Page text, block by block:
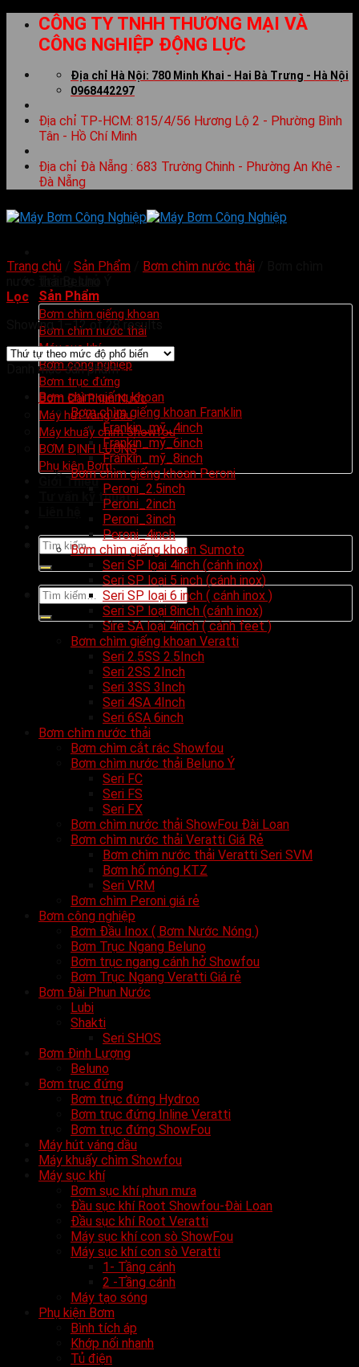
Skip
content
CÔNG TY TNHH THƯƠNG MẠI VÀ
CÔNG NGHIỆP ĐỘNG LỰC
Địa chỉ Hà Nội: 780 Minh Khai - Hai Bà Trưng - Hà Nội
0968442297
Địa chỉ TP-HCM: 815/4/56 Hương Lộ 2 - Phường Bình
Tân - Hồ Chí Minh
Địa chỉ Đà Nẵng : 683 Trường Chinh - Phường An Khê -
Đà Nẵng
Sản Phẩm
Bơm chìm giếng khoan
Bơm chìm nước thải
Máy sục khí
Bơm công nghiệp
Bơm trục đứng
Bơm Đài Phun Nước
Máy hút váng dầu
Máy khuấy chìm Showfou
BƠM ĐỊNH LƯỢNG
Phụ kiện Bơm
Giới Thiệu
Tư vấn kỹ thuật
Tìm
kiếm:
Tìm
Trang chủ Sản Phẩm Bơm chìm nước thải
Lọc
Showing 1–12 of 28 results
Danh mục sản phẩm
Bơm chìm giếng khoan
Bơm chìm giếng khoan Franklin
Frankin_mỹ_4inch
Frankin_mỹ_6inch
Frankin_mỹ_8inch
Bơm chìm giếng khoan Peroni
Peroni_2.5inch
Peroni_2inch
Peroni_3inch
Peroni_4inch
Bơm chìm giếng khoan Sumoto
Seri SP lọai 4inch (cánh inox)
Seri SP loại 5 inch (cánh inox)
Seri SP loại 6 inch ( cánh inox )
Seri SP loại 8inch (cánh inox)
Sire SA loại 4inch ( cánh feet )
Bơm chìm giếng khoan Veratti
Seri 2.5SS 2.5Inch
Seri 2SS 2Inch
Seri 3SS 3Inch
Seri 4SA 4Inch
Seri 6SA 6inch
Bơm chìm nước thải
Bơm chìm cắt rác Showfou
Bơm chìm nước thải Beluno Ý
Seri FC
Seri FS
Seri FX
Bơm chìm nước thải ShowFou Đài Loan
Bơm chìm nước thải Veratti Giá Rẻ
Bơm chìm nước thải Veratti Seri SVM
Bơm hố móng KTZ
Seri VRM
Bơm chìm Peroni giá rẻ
Bơm công nghiệp
Bơm Đầu Inox ( Bơm Nước Nóng )
Bơm Trục Ngang Beluno
Bơm trục ngang cánh hở Showfou
Bơm Trục Ngang Veratti Giá rẻ
Bơm Đài Phun Nước
Lubi
Shakti
Seri SHOS
Bơm Đinh Lượng
Beluno
Bơm trục đứng
Bơm trục đứng Hydroo
Bơm trục đứng Inline Veratti
Bơm trục đứng ShowFou
Máy hút váng dầu
Máy khuấy chìm Showfou
Máy sục khí
Bơm sục khí phun mưa
Đầu sục khí Root Showfou-Đài Loan
Đầu sục khí Root Veratti
Máy sục khí con sò ShowFou
Máy sục khí con sò Veratti
1- Tầng cánh
2 -Tầng cánh
Máy tạo sóng
Phụ kiện Bơm
Bình tích áp
Khớp nối nhanh
Tủ điện